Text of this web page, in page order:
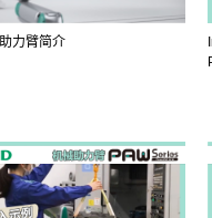
力臂简介